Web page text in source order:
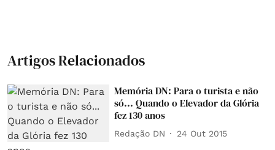
Artigos Relacionados
Memória DN: Para o turista e não
só... Quando o Elevador da Glória
fez 130 anos
Redação DN 24 Out 2015